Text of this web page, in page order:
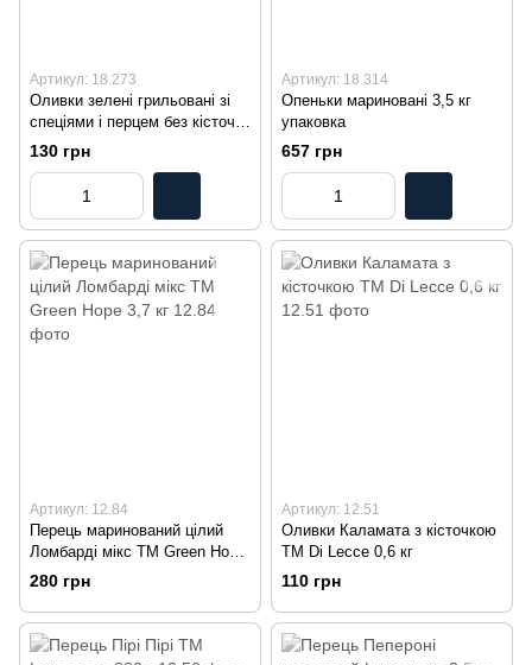
Артикул: 18.273
Оливки зелені грильовані зі
спеціями і перцем без кісточок
TM Latrovalis 400 г
130 грн
Артикул: 18.314
Опеньки мариновані 3,5 кг
упаковка
657 грн
Артикул: 12.84
Перець маринований цілий
Ломбарді мікс TM Green Hope
3,7 кг
280 грн
Артикул: 12.51
Оливки Каламата з кісточкою
TM Di Lecce 0,6 кг
110 грн